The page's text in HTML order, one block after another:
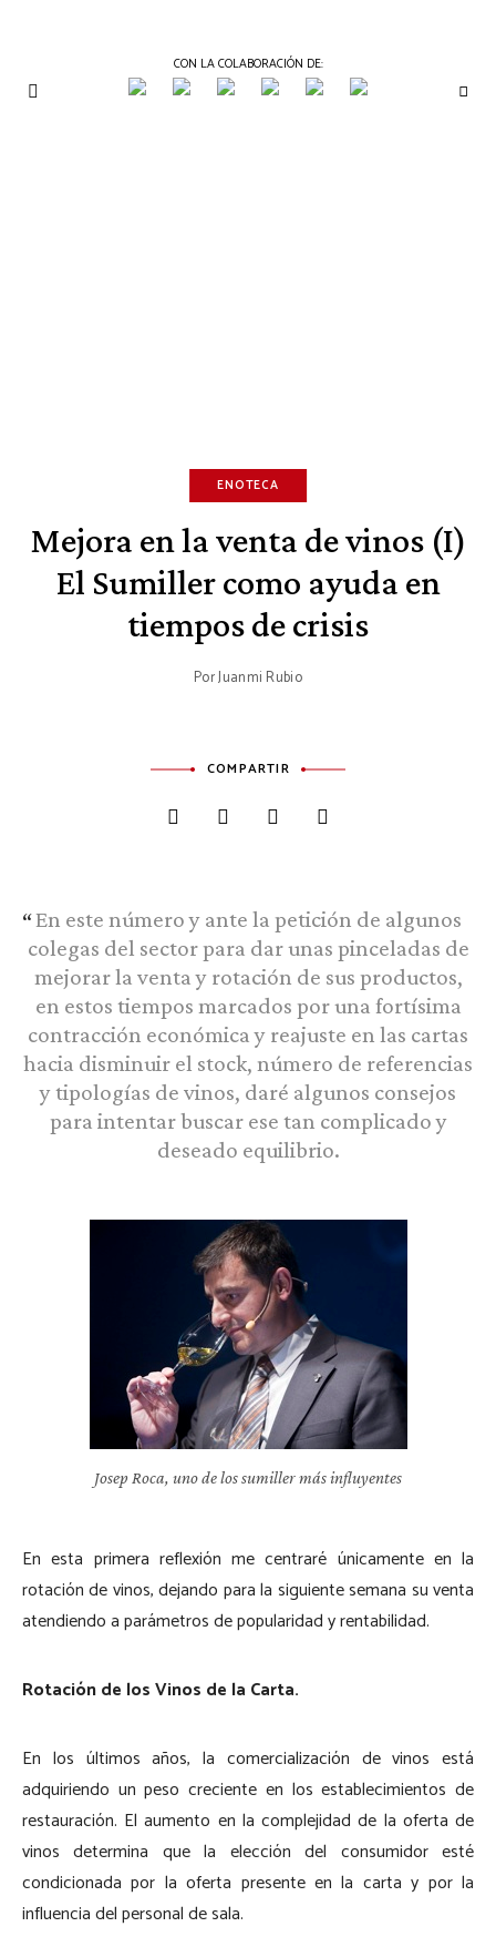
CON LA COLABORACIÓN DE:
ENOTECA
Mejora en la venta de vinos (I)
El Sumiller como ayuda en
tiempos de crisis
PorJuanmi Rubio
COMPARTIR
En este número y ante la petición de algunos
colegas del sector para dar unas pinceladas de
mejorar la venta y rotación de sus productos,
en estos tiempos marcados por una fortísima
contracción económica y reajuste en las cartas
hacia disminuir el stock, número de referencias
y tipologías de vinos, daré algunos consejos
para intentar buscar ese tan complicado y
deseado equilibrio.
Josep Roca, uno de los sumiller más influyentes
En esta primera reflexión me centraré únicamente en la
rotación de vinos, dejando para la siguiente semana su venta
atendiendo a parámetros de popularidad y rentabilidad.
Rotación de los Vinos de la Carta.
En los últimos años, la comercialización de vinos está
adquiriendo un peso creciente en los establecimientos de
restauración. El aumento en la complejidad de la oferta de
vinos determina que la elección del consumidor esté
condicionada por la oferta presente en la carta y por la
influencia del personal de sala.